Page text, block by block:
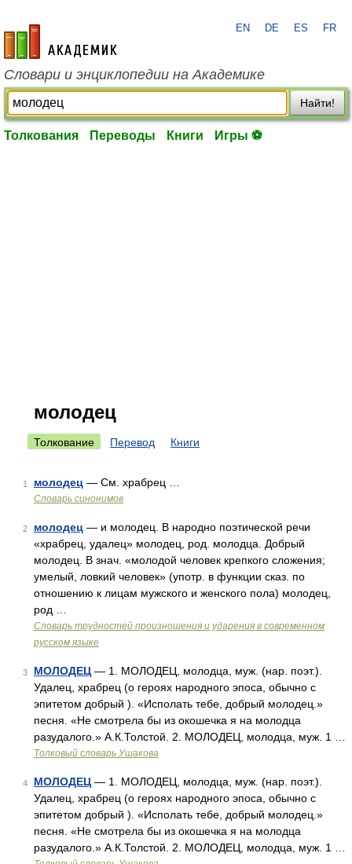
academic.ru
EN DE ES FR
Словари и энциклопедии на Академике
Найти!
Толкования Переводы Книги Игры ⚽
молодец
Толкование Перевод Книги
1 молодец — См. храбрец …
Словарь синонимов
2 молодец — и молодец. В народно поэтической речи
«храбрец, удалец» молодец, род. молодца. Добрый
молодец. В знач. «молодой человек крепкого сложения;
умелый, ловкий человек» (употр. в функции сказ. по
отношению к лицам мужского и женского пола) молодец,
род …
Словарь трудностей произношения и ударения в современном
русском языке
3 МОЛОДЕЦ — 1. МОЛОДЕЦ, молодца, муж. (нар. поэт.).
Удалец, храбрец (о героях народного эпоса, обычно с
эпитетом добрый ). «Исполать тебе, добрый молодец.»
песня. «Не смотрела бы из окошечка я на молодца
разудалого.» А.К.Толстой. 2. МОЛОДЕЦ, молодца, муж. 1 …
Толковый словарь Ушакова
4 МОЛОДЕЦ — 1. МОЛОДЕЦ, молодца, муж. (нар. поэт.).
Удалец, храбрец (о героях народного эпоса, обычно с
эпитетом добрый ). «Исполать тебе, добрый молодец.»
песня. «Не смотрела бы из окошечка я на молодца
разудалого.» А.К.Толстой. 2. МОЛОДЕЦ, молодца, муж. 1 …